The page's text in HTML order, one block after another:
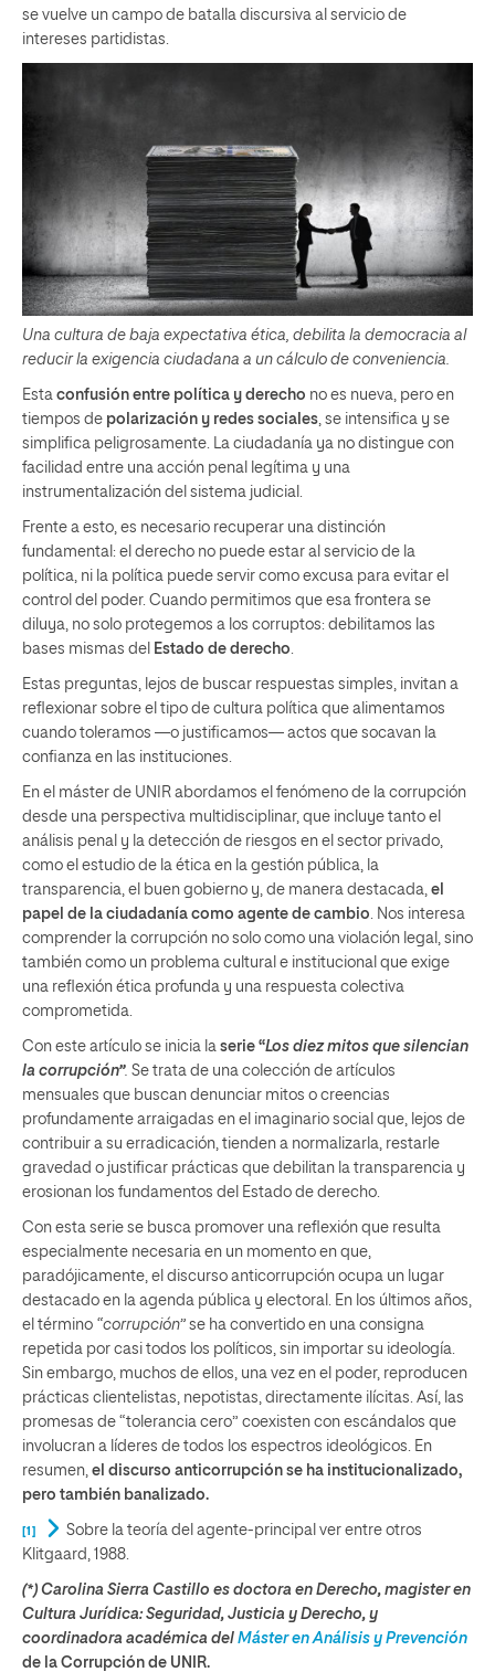
se vuelve un campo de batalla discursiva al servicio de
intereses partidistas.
Una cultura de baja expectativa ética, debilita la democracia al
reducir la exigencia ciudadana a un cálculo de conveniencia.
Esta confusión entre política y derecho no es nueva, pero en
tiempos de polarización y redes sociales, se intensifica y se
simplifica peligrosamente. La ciudadanía ya no distingue con
facilidad entre una acción penal legítima y una
instrumentalización del sistema judicial.
Frente a esto, es necesario recuperar una distinción
fundamental: el derecho no puede estar al servicio de la
política, ni la política puede servir como excusa para evitar el
control del poder. Cuando permitimos que esa frontera se
diluya, no solo protegemos a los corruptos: debilitamos las
bases mismas del Estado de derecho.
Estas preguntas, lejos de buscar respuestas simples, invitan a
reflexionar sobre el tipo de cultura política que alimentamos
cuando toleramos —o justificamos— actos que socavan la
confianza en las instituciones.
En el máster de UNIR abordamos el fenómeno de la corrupción
desde una perspectiva multidisciplinar, que incluye tanto el
análisis penal y la detección de riesgos en el sector privado,
como el estudio de la ética en la gestión pública, la
transparencia, el buen gobierno y, de manera destacada, el
papel de la ciudadanía como agente de cambio. Nos interesa
comprender la corrupción no solo como una violación legal, sino
también como un problema cultural e institucional que exige
una reflexión ética profunda y una respuesta colectiva
comprometida.
Con este artículo se inicia la serie “Los diez mitos que silencian
la corrupción”. Se trata de una colección de artículos
mensuales que buscan denunciar mitos o creencias
profundamente arraigadas en el imaginario social que, lejos de
contribuir a su erradicación, tienden a normalizarla, restarle
gravedad o justificar prácticas que debilitan la transparencia y
erosionan los fundamentos del Estado de derecho.
Con esta serie se busca promover una reflexión que resulta
especialmente necesaria en un momento en que,
paradójicamente, el discurso anticorrupción ocupa un lugar
destacado en la agenda pública y electoral. En los últimos años,
el término “corrupción” se ha convertido en una consigna
repetida por casi todos los políticos, sin importar su ideología.
Sin embargo, muchos de ellos, una vez en el poder, reproducen
prácticas clientelistas, nepotistas, directamente ilícitas. Así, las
promesas de “tolerancia cero” coexisten con escándalos que
involucran a líderes de todos los espectros ideológicos. En
resumen, el discurso anticorrupción se ha institucionalizado,
pero también banalizado.
[1]
Sobre la teoría del agente-principal ver entre otros
Klitgaard, 1988.
(*) Carolina Sierra Castillo es doctora en Derecho, magister en
Cultura Jurídica: Seguridad, Justicia y Derecho, y
coordinadora académica del Máster en Análisis y Prevención
de la Corrupción de UNIR.